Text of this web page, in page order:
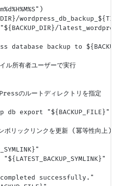
database backup to
所有者ユーザーで実行
のルートディレクトリを指定
db export "${BACKUP_FILE}"
ボリックリンクを更新 (冪等性向上)
completed successfully."